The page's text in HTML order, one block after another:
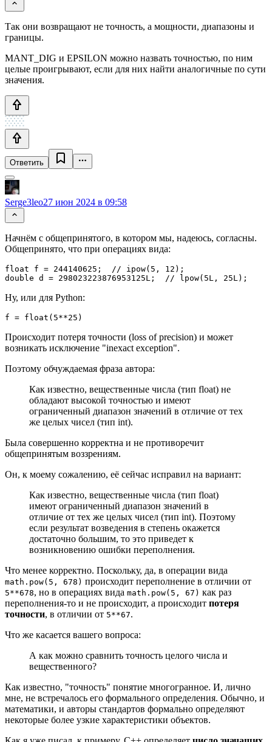
Так они возвращают не точность, а мощности, диапазоны и
границы.
MANT_DIG и EPSILON можно назвать точностью, по ним
целые проигрывают, если для них найти аналогичные по сути
значения.
Ответить
Serge3leo27 июн 2024 в 09:58
Начнём с общепринятого, в котором мы, надеюсь, согласны.
Общепринято, что при операциях вида:
float f = 244140625;  // ipow(5, 12);
double d = 298023223876953125L;  // lpow(5L, 25L);
Ну, или для Python:
f = float(5**25)
Происходит потеря точности (loss of precision) и может
возникать исключение "inexact exception".
Поэтому обчуждаемая фраза автора:
Как известно, вещественные числа (тип float) не
обладают высокой точностью и имеют
ограниченный диапазон значений в отличие от тех
же целых чисел (тип int).
Была совершенно корректна и не противоречит
общепринятым воззрениям.
Он, к моему сожалению, её сейчас исправил на вариант:
Как известно, вещественные числа (тип float)
имеют ограниченный диапазон значений в
отличие от тех же целых чисел (тип int). Поэтому
если результат возведения в степень окажется
достаточно большим, то это приведет к
возникновению ошибки переполнения.
Что менее корректно. Поскольку, да, в операции вида
math.pow(5, 678) происходит переполнение в отличии от
5**678, но в операциях вида math.pow(5, 67) как раз
переполнения-то и не происходит, а происходит потеря
точности, в отличии от 5**67.
Что же касается вашего вопроса:
А как можно сравнить точность целого числа и
вещественного?
Как известно, "точность" понятие многогранное. И, лично
мне, не встречалось его формального определения. Обычно, и
математики, и авторы стандартов формально определяют
некоторые более узкие характеристики объектов.